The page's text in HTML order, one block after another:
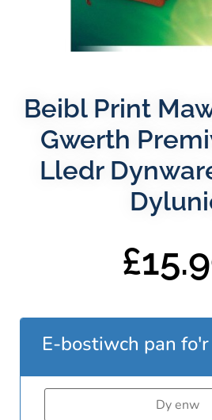
Beibl Print
Gwerth
Lledr
£
E-bostiwch pan